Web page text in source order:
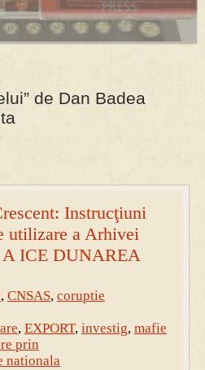
de Dan Badea
Instrucţiuni
utilizare a Arhivei
A ICE DUNAREA
, CNSAS, coruptie
, EXPORT, investig, mafie
prin
nationala